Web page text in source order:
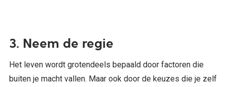
3. Neem de regie
Het leven wordt grotendeels bepaald door factoren die
buiten je macht vallen. Maar ook door de keuzes die je zelf